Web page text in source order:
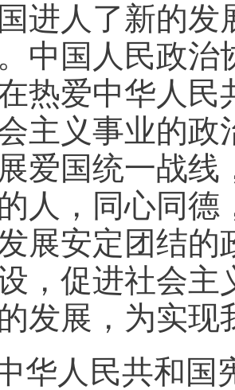
进人了新的发
中国人民政治
热爱中华人民
主义事业的政
爱国统一战线
人，同心同德
展安定团结的
，促进社会主
发展，为实现
华人民共和国